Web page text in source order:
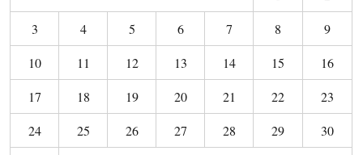
3
4 5 6 7 8
9
10
11 12 13 14 15
16
17
18 19 20 21 22
23
24
25 26 27 28 29
30